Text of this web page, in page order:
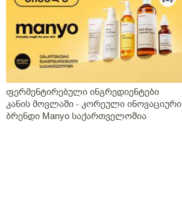
ფერმენტირებული ინგრედიენტები
კანის მოვლაში - კორეული ინოვაციური
ბრენდი Manyo საქართველოშია